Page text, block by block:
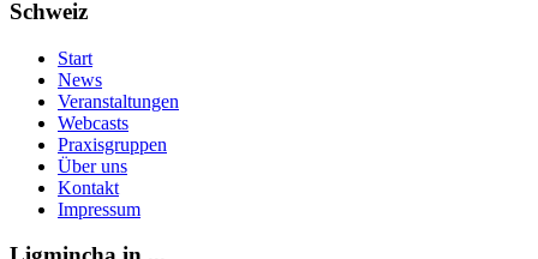
Schweiz
Start
News
Veranstaltungen
Webcasts
Praxisgruppen
Über uns
Kontakt
Impressum